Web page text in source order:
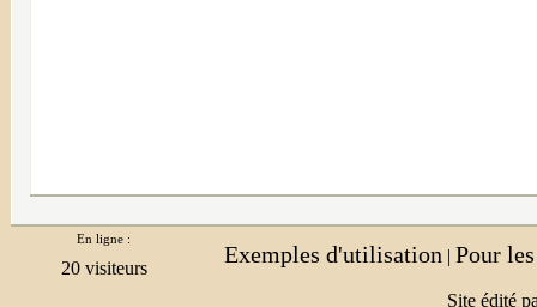
En ligne :
Exemples d'utilisation | Pour
Site édité